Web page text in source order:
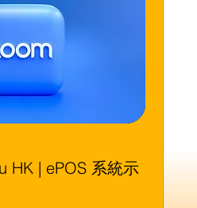
HK | ePOS 系統示